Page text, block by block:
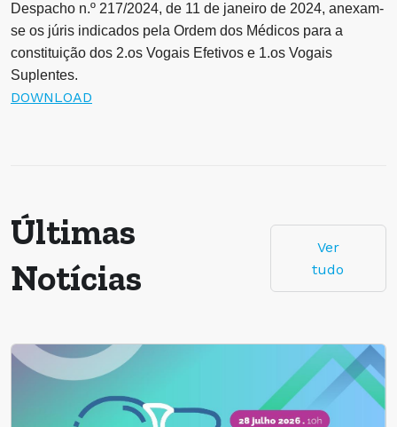
Despacho n.º 217/2024, de 11 de janeiro de 2024, anexam-
se os júris indicados pela Ordem dos Médicos para a
constituição dos 2.os Vogais Efetivos e 1.os Vogais
Suplentes.
DOWNLOAD
Últimas
Notícias
Ver
tudo